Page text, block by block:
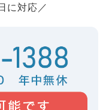
に対応／